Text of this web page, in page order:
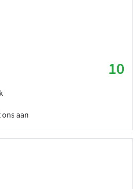
10
aan